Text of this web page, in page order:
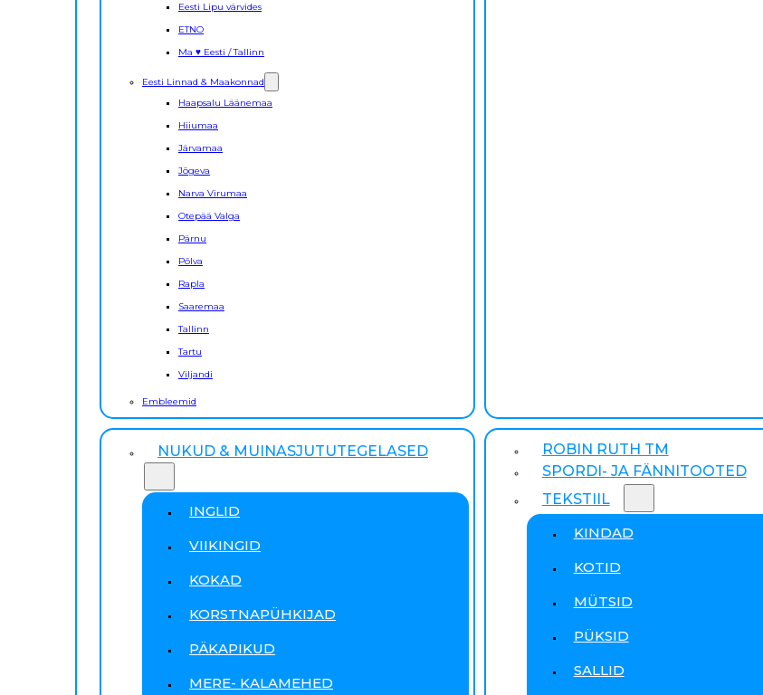
Eesti Lipu värvides
ETNO
Ma ♥ Eesti / Tallinn
Eesti Linnad & Maakonnad
Haapsalu Läänemaa
Hiiumaa
Järvamaa
Jõgeva
Narva Virumaa
Otepää Valga
Pärnu
Põlva
Rapla
Saaremaa
Tallinn
Tartu
Viljandi
Embleemid
NUKUD & MUINASJUTUTEGELASED
INGLID
VIIKINGID
KOKAD
KORSTNAPÜHKIJAD
PÄKAPIKUD
MERE- KALAMEHED
ROBIN RUTH TM
SPORDI- JA FÄNNITOOTED
TEKSTIIL
KINDAD
KOTID
MÜTSID
PÜKSID
SALLID